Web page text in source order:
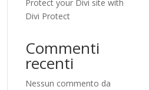
Protect your Divi site with
Divi Protect
Commenti
recenti
Nessun commento da